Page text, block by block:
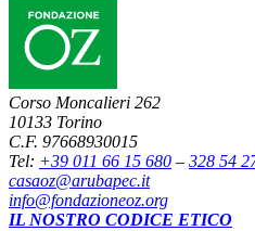
Corso Moncalieri 262
10133 Torino
C.F. 97668930015
Tel: +39 011 66 15 680 – 328 54
casaoz@arubapec.it
info@fondazioneoz.org
IL NOSTRO CODICE ETICO